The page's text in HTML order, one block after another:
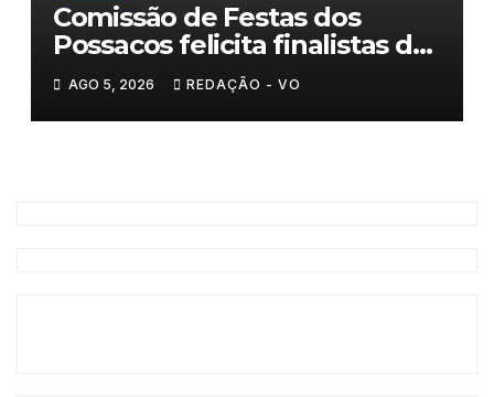
Comissão de Festas dos
Possacos felicita finalistas do
Torneio de Sueca
AGO 5, 2026 REDAÇÃO - VO